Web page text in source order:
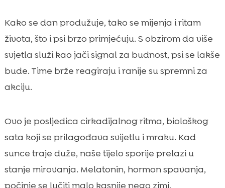
Kako se dan produžuje, tako se mijenja i ritam
života, što i psi brzo primjećuju. S obzirom da više
svjetla služi kao jači signal za budnost, psi se lakše
bude. Time brže reagiraju i ranije su spremni za
akciju.
Ovo je posljedica cirkadijalnog ritma, biološkog
sata koji se prilagođava svijetlu i mraku. Kad
sunce traje duže, naše tijelo sporije prelazi u
stanje mirovanja. Melatonin, hormon spavanja,